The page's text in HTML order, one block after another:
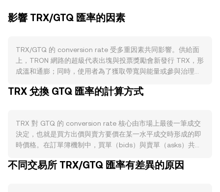
影響 TRX/GTQ 匯率的因素
TRX/GTQ 的 conversion rate 受多重因素共同影響。供給面
上，TRON 網路的超級代表出塊與投票獎勵會新發行 TRX，形
成溫和通膨；同時，使用者為了獲取帶寬與能量或參與治理而
TRON 也會將部分鏈上手續費銷毀，使淨供給在高活動期間趨
手續費消耗資產，鏈上轉帳、SunSwap 等 DEX、JustLend 等
DeFi 借貸，以及在 TRON 上發行的穩定幣（如 USDT-
TRON）高頻使用，都會推升對 TRX 的實際需求。宏觀層面，
短期方向；同時，危地馬拉格查爾（GTQ）的強弱、當地利率
TRX 兌換 GTQ 匯率的計算方式
TRX 對 GTQ 的 conversion rate 核心由市場上最後一筆成交
決定，也就是買方出價與賣方要價在某一水平成交時形成的即
時價格。在訂單簿機制中，買單（bids）與賣單（asks）共同
（spread），其平均值可視為當下的中間價（mid-price），
不同交易所 TRX/GTQ 匯率有差異的原因